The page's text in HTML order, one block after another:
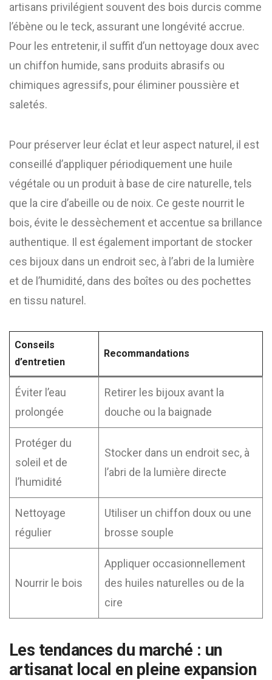
artisans privilégient souvent des bois durcis comme
l’ébène ou le teck, assurant une longévité accrue.
Pour les entretenir, il suffit d’un nettoyage doux avec
un chiffon humide, sans produits abrasifs ou
chimiques agressifs, pour éliminer poussière et
saletés.
Pour préserver leur éclat et leur aspect naturel, il est
conseillé d’appliquer périodiquement une huile
végétale ou un produit à base de cire naturelle, tels
que la cire d’abeille ou de noix. Ce geste nourrit le
bois, évite le dessèchement et accentue sa brillance
authentique. Il est également important de stocker
ces bijoux dans un endroit sec, à l’abri de la lumière
et de l’humidité, dans des boîtes ou des pochettes
en tissu naturel.
Conseils
d’entretien
Recommandations
Éviter l’eau
prolongée
Retirer les bijoux avant la
douche ou la baignade
Protéger du
soleil et de
l’humidité
Stocker dans un endroit sec, à
l’abri de la lumière directe
Nettoyage
régulier
Utiliser un chiffon doux ou une
brosse souple
Nourrir le bois
Appliquer occasionnellement
des huiles naturelles ou de la
cire
Les tendances du marché : un
artisanat local en pleine expansion